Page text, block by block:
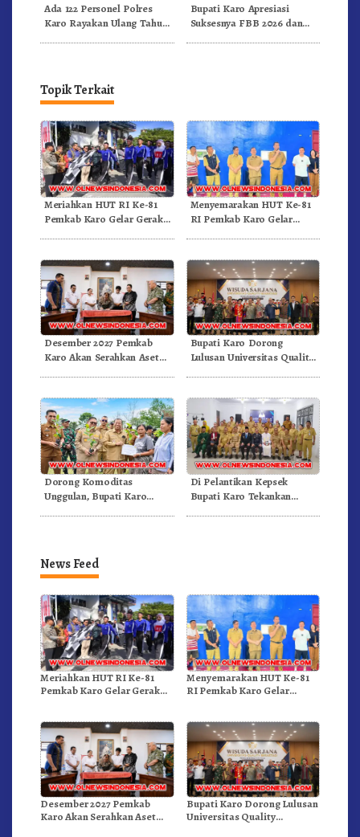
Ada 122 Personel Polres
Karo Rayakan Ulang Tahun
Bupati Karo Apresiasi
Suksesnya FBB 2026 dan
Topik Terkait
Meriahkan HUT RI Ke-81
Pemkab Karo Gelar Gerak
Menyemarakan HUT Ke-81
RI Pemkab Karo Gelar
Desember 2027 Pemkab
Karo Akan Serahkan Aset
Bupati Karo Dorong
Lulusan Universitas Quality
Dorong Komoditas
Unggulan, Bupati Karo
Di Pelantikan Kepsek
Bupati Karo Tekankan
News Feed
Meriahkan HUT RI Ke-81
Pemkab Karo Gelar Gerak
Menyemarakan HUT Ke-81
RI Pemkab Karo Gelar
Desember 2027 Pemkab
Karo Akan Serahkan Aset
Bupati Karo Dorong Lulusan
Universitas Quality